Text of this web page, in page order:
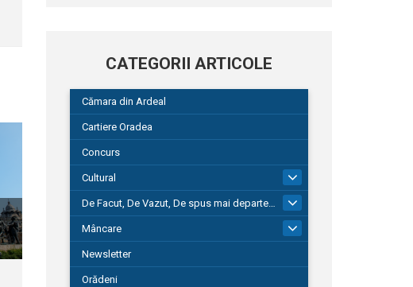
CATEGORII ARTICOLE
Cămara din Ardeal
Cartiere Oradea
Concurs
Cultural
De Facut, De Vazut, De spus mai departe…
580
Mâncare
Newsletter
Orădeni